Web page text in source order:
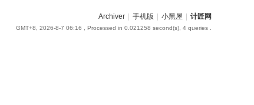
Archiver 手机版 小黑屋 计匠网
GMT+8, 2026-8-7 06:16 , Processed in 0.021258 second(s), 4 queries .